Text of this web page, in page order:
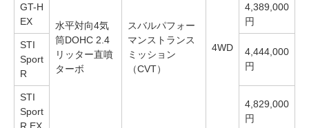
水平対向4気
筒DOHC 2.4
リッター直噴
ターボ
スバルパフォー
マンストランス
ミッション
（CVT）
4WD
GT-H
EX
4,389,000
円
STI
Sport
R
4,444,000
円
STI
Sport
4,829,000
円